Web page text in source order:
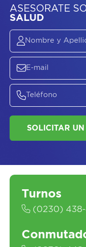
ASESORATE
SALUD
Turnos
(0230)